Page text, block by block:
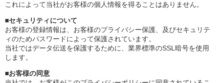
これによって当社がお客様の個人情報を得ることはありません。
■セキュリティについて
お客様の登録情報は、お客様のプライバシー保護、及びセキュリテ
ィのためパスワードによって保護されています。
当社ではデータ伝送を保護するために、業界標準のSSL暗号を使用
します。
■お客様の同意